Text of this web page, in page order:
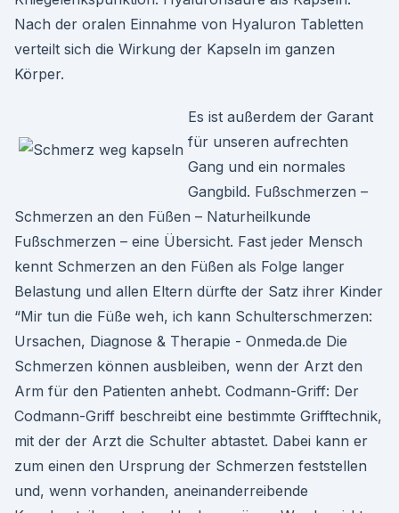
Nach der oralen Einnahme von Hyaluron Tabletten
verteilt sich die Wirkung der Kapseln im ganzen
Körper.
Es ist außerdem der Garant
für unseren aufrechten
Gang und ein normales
Gangbild. Fußschmerzen –
Schmerzen an den Füßen – Naturheilkunde
Fußschmerzen – eine Übersicht. Fast jeder Mensch
kennt Schmerzen an den Füßen als Folge langer
Belastung und allen Eltern dürfte der Satz ihrer Kinder
“Mir tun die Füße weh, ich kann Schulterschmerzen:
Ursachen, Diagnose & Therapie - Onmeda.de Die
Schmerzen können ausbleiben, wenn der Arzt den
Arm für den Patienten anhebt. Codmann-Griff: Der
Codmann-Griff beschreibt eine bestimmte Grifftechnik,
mit der der Arzt die Schulter abtastet. Dabei kann er
zum einen den Ursprung der Schmerzen feststellen
und, wenn vorhanden, aneinanderreibende